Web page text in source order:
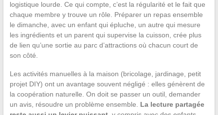
logistique lourde. Ce qui compte, c’est la régularité et le fait que
chaque membre y trouve un rôle. Préparer un repas ensemble
le dimanche, avec un enfant qui épluche, un autre qui mesure
les ingrédients et un parent qui supervise la cuisson, crée plus
de lien qu’une sortie au parc d’attractions où chacun court de
son côté.
Les activités manuelles à la maison (bricolage, jardinage, petit
projet DIY) ont un avantage souvent négligé : elles génèrent de
la coopération naturelle. On doit se passer un outil, demander
un avis, résoudre un problème ensemble. La lecture partagée